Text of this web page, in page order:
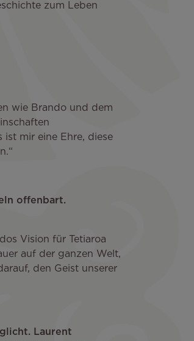
zum Leben
wie Brando und dem
mir eine Ehre, diese
offenbart.
Vision für Tetiaroa
auf der ganzen Welt,
den Geist unserer
Laurent